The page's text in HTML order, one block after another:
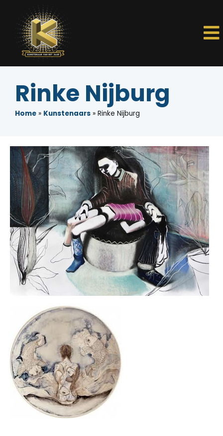
Rinke Nijburg
Home » Kunstenaars » Rinke Nijburg